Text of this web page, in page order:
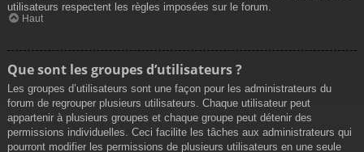
utilisateurs respectent les règles imposées sur le forum.
Haut
Que sont les groupes d’utilisateurs ?
Les groupes d’utilisateurs sont une façon pour les administrateurs du
forum de regrouper plusieurs utilisateurs. Chaque utilisateur peut
appartenir à plusieurs groupes et chaque groupe peut détenir des
permissions individuelles. Ceci facilite les tâches aux administrateurs qui
pourront modifier les permissions de plusieurs utilisateurs en une seule